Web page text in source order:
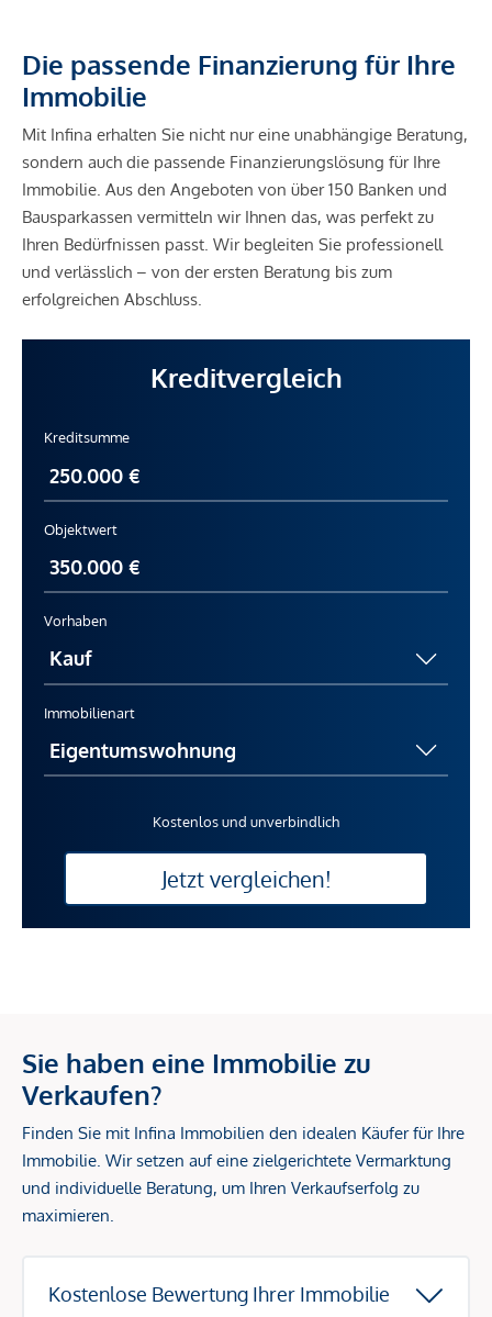
Die passende Finanzierung für Ihre
Immobilie
Mit Infina erhalten Sie nicht nur eine unabhängige Beratung,
sondern auch die passende Finanzierungslösung für Ihre
Immobilie. Aus den Angeboten von über 150 Banken und
Bausparkassen vermitteln wir Ihnen das, was perfekt zu
Ihren Bedürfnissen passt. Wir begleiten Sie professionell
und verlässlich – von der ersten Beratung bis zum
erfolgreichen Abschluss.
Kreditvergleich
Kreditsumme
Objektwert
Vorhaben
Immobilienart
Kostenlos und unverbindlich
Jetzt vergleichen!
Sie haben eine Immobilie zu
Verkaufen?
Finden Sie mit Infina Immobilien den idealen Käufer für Ihre
Immobilie. Wir setzen auf eine zielgerichtete Vermarktung
und individuelle Beratung, um Ihren Verkaufserfolg zu
maximieren.
Kostenlose Bewertung Ihrer Immobilie